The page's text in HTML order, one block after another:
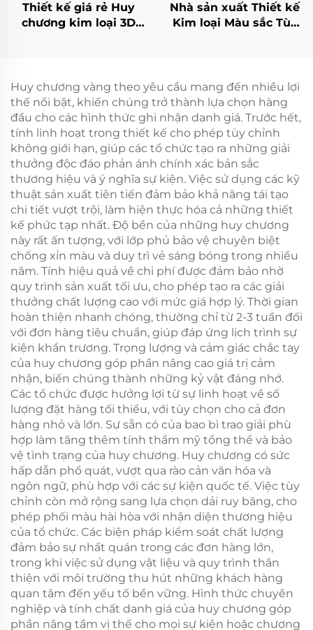
Thiết kế giá rẻ Huy
chương kim loại 3D
bộ
Nhà sản xuất Thiết kế
Kim loại Màu sắc Tùy
thao Hoàn thành Cuộc
đua
Huy chương vàng theo yêu cầu mang đến nhiều lợi
thế nổi bật, khiến chúng trở thành lựa chọn hàng
đầu cho các hình thức ghi nhận danh giá. Trước hết,
tính linh hoạt trong thiết kế cho phép tùy chỉnh
không giới hạn, giúp các tổ chức tạo ra những giải
thưởng độc đáo phản ánh chính xác bản sắc
thương hiệu và ý nghĩa sự kiện. Việc sử dụng các kỹ
thuật sản xuất tiên tiến đảm bảo khả năng tái tạo
chi tiết vượt trội, làm hiện thực hóa cả những thiết
kế phức tạp nhất. Độ bền của những huy chương
này rất ấn tượng, với lớp phủ bảo vệ chuyên biệt
chống xỉn màu và duy trì vẻ sáng bóng trong nhiều
năm. Tính hiệu quả về chi phí được đảm bảo nhờ
quy trình sản xuất tối ưu, cho phép tạo ra các giải
thưởng chất lượng cao với mức giá hợp lý. Thời gian
hoàn thiện nhanh chóng, thường chỉ từ 2-3 tuần đối
với đơn hàng tiêu chuẩn, giúp đáp ứng lịch trình sự
kiện khẩn trương. Trọng lượng và cảm giác chắc tay
của huy chương góp phần nâng cao giá trị cảm
nhận, biến chúng thành những kỷ vật đáng nhớ.
Các tổ chức được hưởng lợi từ sự linh hoạt về số
lượng đặt hàng tối thiểu, với tùy chọn cho cả đơn
hàng nhỏ và lớn. Sự sẵn có của bao bì trao giải phù
hợp làm tăng thêm tính thẩm mỹ tổng thể và bảo
vệ tình trạng của huy chương. Huy chương có sức
hấp dẫn phổ quát, vượt qua rào cản văn hóa và
ngôn ngữ, phù hợp với các sự kiện quốc tế. Việc tùy
chỉnh còn mở rộng sang lựa chọn dải ruy băng, cho
phép phối màu hài hòa với nhận diện thương hiệu
của tổ chức. Các biện pháp kiểm soát chất lượng
đảm bảo sự nhất quán trong các đơn hàng lớn,
trong khi việc sử dụng vật liệu và quy trình thân
thiện với môi trường thu hút những khách hàng
quan tâm đến yếu tố bền vững. Hình thức chuyên
nghiệp và tính chất danh giá của huy chương góp
phần nâng tầm vị thế cho mọi sự kiện hoặc chương